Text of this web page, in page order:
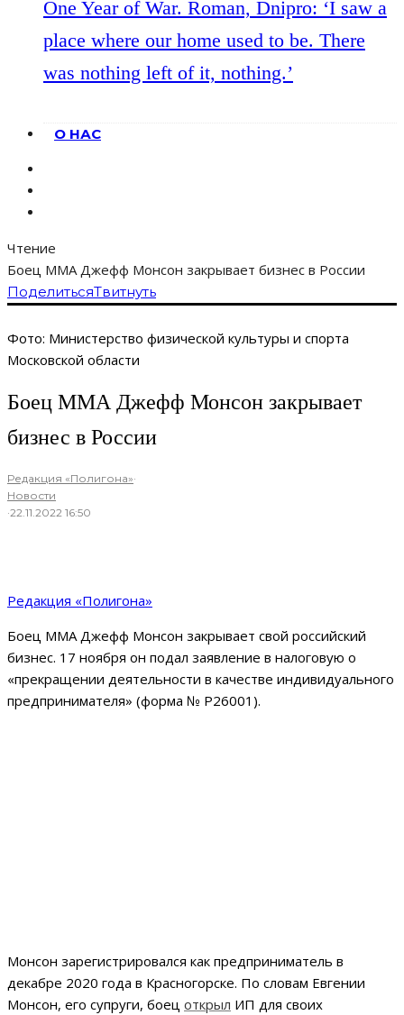
One Year of War. Roman, Dnipro: ‘I saw a
place where our home used to be. There
was nothing left of it, nothing.’
О НАС
Чтение
Боец ММА Джефф Монсон закрывает бизнес в России
ПоделитьсяТвитнуть
Фото: Министерство физической культуры и спорта
Московской области
Боец ММА Джефф Монсон закрывает
бизнес в России
Редакция «Полигона»·
Новости
·22.11.2022 16:50
Редакция «Полигона»
Боец ММА Джефф Монсон закрывает свой российский
бизнес. 17 ноября он подал заявление в налоговую о
«прекращении деятельности в качестве индивидуального
предпринимателя» (форма № Р26001).
Монсон зарегистрировался как предприниматель в
декабре 2020 года в Красногорске. По словам Евгении
Монсон, его супруги, боец открыл ИП для своих